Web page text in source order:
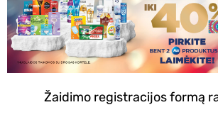
Žaidimo registracijos formą